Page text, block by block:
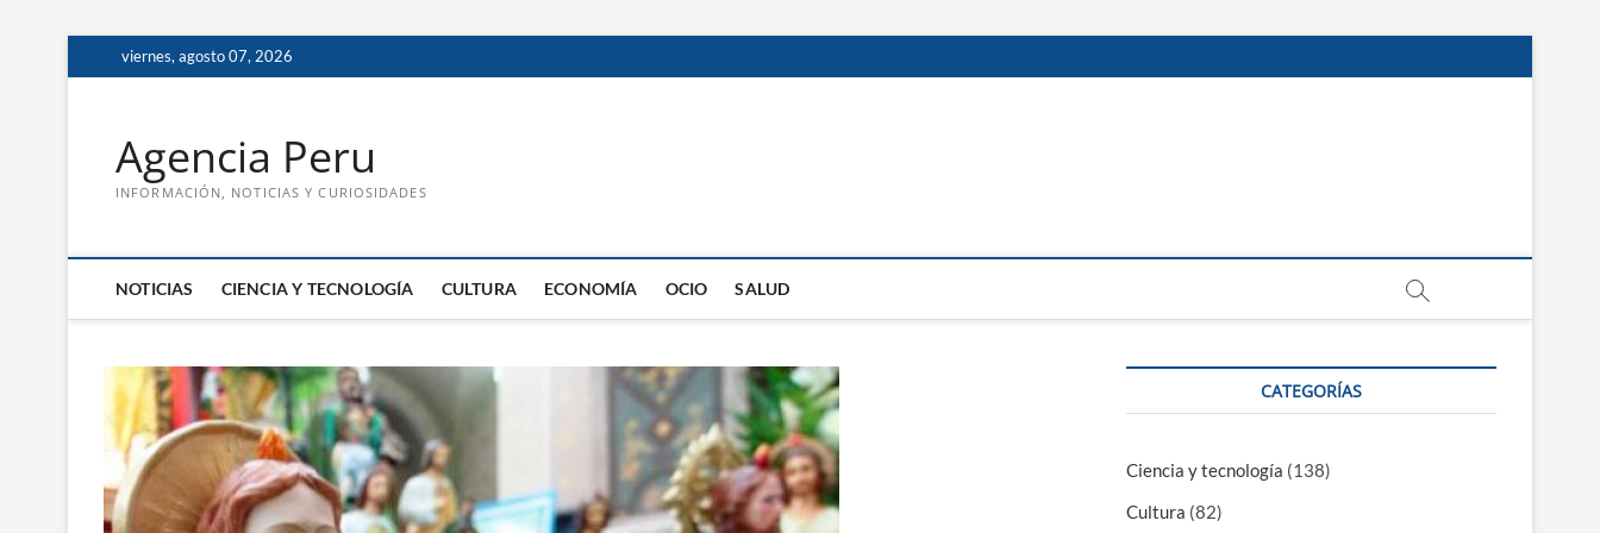
al
viernes, agosto 07, 2026
Agencia Peru
INFORMACIÓN, NOTICIAS Y CURIOSIDADES
NOTICIAS CIENCIA Y TECNOLOGÍA CULTURA ECONOMÍA OCIO SALUD
CATEGORÍAS
Ciencia y tecnología (138)
Cultura (82)